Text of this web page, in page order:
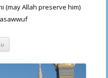
(may Allah preserve him)
Skip
content